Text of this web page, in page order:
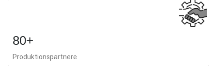
80+
Produktionspartnere